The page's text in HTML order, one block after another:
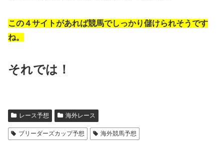
この４サイトがあれば競馬でしっかり儲けられそうです
ね。
それでは！
レース予想 海外レース
ブリーダーズカップ予想 海外競馬予想